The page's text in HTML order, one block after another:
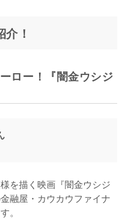
！
ロー！『闇金ウシジ
を描く映画『闇金ウシジ
融屋・カウカウファイナ
。